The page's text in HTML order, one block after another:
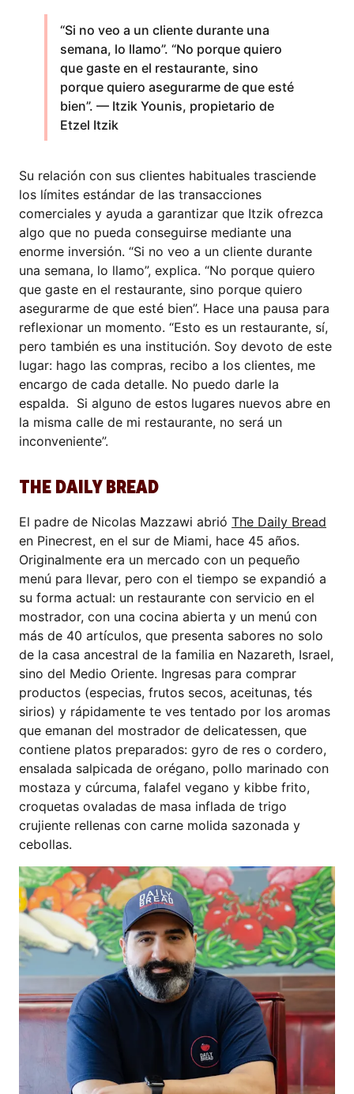
“Si no veo a un cliente durante una
semana, lo llamo”. “No porque quiero
que gaste en el restaurante, sino
porque quiero asegurarme de que esté
bien”. — Itzik Younis, propietario de
Etzel Itzik
Su relación con sus clientes habituales trasciende
los límites estándar de las transacciones
comerciales y ayuda a garantizar que Itzik ofrezca
algo que no pueda conseguirse mediante una
enorme inversión. “Si no veo a un cliente durante
una semana, lo llamo”, explica. “No porque quiero
que gaste en el restaurante, sino porque quiero
asegurarme de que esté bien”. Hace una pausa para
reflexionar un momento. “Esto es un restaurante, sí,
pero también es una institución. Soy devoto de este
lugar: hago las compras, recibo a los clientes, me
encargo de cada detalle. No puedo darle la
espalda. Si alguno de estos lugares nuevos abre en
la misma calle de mi restaurante, no será un
inconveniente”.
THE DAILY BREAD
El padre de Nicolas Mazzawi abrió The Daily Bread
en Pinecrest, en el sur de Miami, hace 45 años.
Originalmente era un mercado con un pequeño
menú para llevar, pero con el tiempo se expandió a
su forma actual: un restaurante con servicio en el
mostrador, con una cocina abierta y un menú con
más de 40 artículos, que presenta sabores no solo
de la casa ancestral de la familia en Nazareth, Israel,
sino del Medio Oriente. Ingresas para comprar
productos (especias, frutos secos, aceitunas, tés
sirios) y rápidamente te ves tentado por los aromas
que emanan del mostrador de delicatessen, que
contiene platos preparados: gyro de res o cordero,
ensalada salpicada de orégano, pollo marinado con
mostaza y cúrcuma, falafel vegano y kibbe frito,
croquetas ovaladas de masa inflada de trigo
crujiente rellenas con carne molida sazonada y
cebollas.